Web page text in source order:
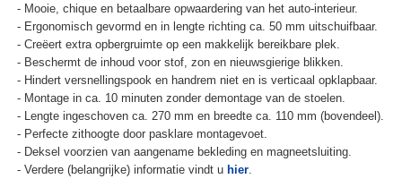
- Mooie, chique en betaalbare opwaardering van het auto-interieur.
- Ergonomisch gevormd en in lengte richting ca. 50 mm uitschuifbaar.
- Creëert extra opbergruimte op een makkelijk bereikbare plek.
- Beschermt de inhoud voor stof, zon en nieuwsgierige blikken.
- Hindert versnellingspook en handrem niet en is verticaal opklapbaar.
- Montage in ca. 10 minuten zonder demontage van de stoelen.
- Lengte ingeschoven ca. 270 mm en breedte ca. 110 mm (bovendeel).
- Perfecte zithoogte door pasklare montagevoet.
- Deksel voorzien van aangename bekleding en magneetsluiting.
- Verdere (belangrijke) informatie vindt u hier.